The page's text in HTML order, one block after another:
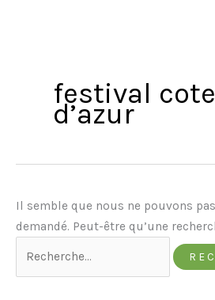
festival cote
d’azur
Il semble que nous ne pouvons
demandé. Peut-être qu’une